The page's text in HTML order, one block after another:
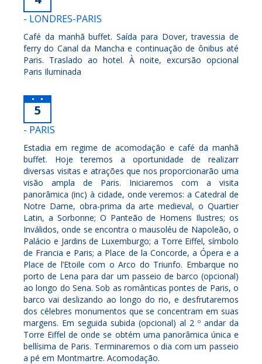
- LONDRES-PARIS
Café da manhã buffet. Saída para Dover, travessia de
ferry do Canal da Mancha e continuação de ônibus até
Paris. Traslado ao hotel. À noite, excursão opcional
Paris Iluminada
5
- PARIS
Estadia em regime de acomodação e café da manhã
buffet. Hoje teremos a oportunidade de realizarr
diversas visitas e atrações que nos proporcionarão uma
visão ampla de Paris. Iniciaremos com a visita
panorâmica (inc) à cidade, onde veremos: a Catedral de
Notre Dame, obra-prima da arte medieval, o Quartier
Latin, a Sorbonne; O Panteão de Homens Ilustres; os
Inválidos, onde se encontra o mausoléu de Napoleão, o
Palácio e Jardins de Luxemburgo; a Torre Eiffel, símbolo
de Francia e Paris; a Place de la Concorde, a Ópera e a
Place de l’Etoile com o Arco do Triunfo. Embarque no
porto de Lena para dar um passeio de barco (opcional)
ao longo do Sena. Sob as românticas pontes de Paris, o
barco vai deslizando ao longo do rio, e desfrutaremos
dos célebres monumentos que se concentram em suas
margens. Em seguida subida (opcional) al 2 º andar da
Torre Eiffel de onde se obtém uma panorâmica única e
bellísima de Paris. Terminaremos o dia com um passeio
a pé em Montmartre. Acomodação.